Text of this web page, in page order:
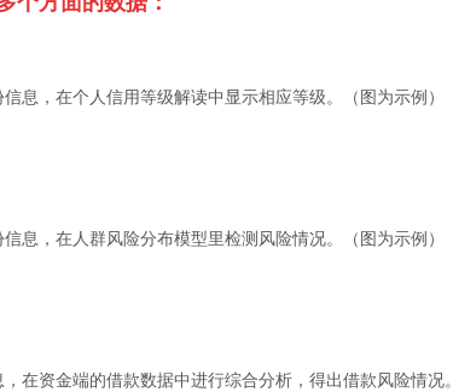
息，在个人信用等级解读中显示相应等级。（图为示例）
息，在人群风险分布模型里检测风险情况。 （ 图为示例）
在资金端的借款数据中进行综合分析，得出借款风险情况。